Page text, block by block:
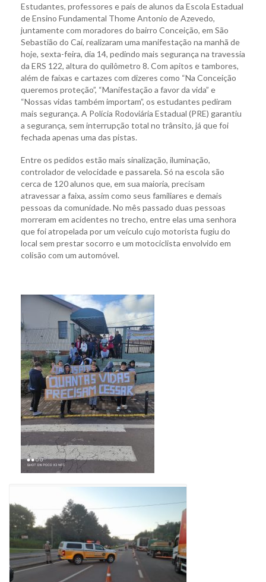
Estudantes, professores e pais de alunos da Escola Estadual
de Ensino Fundamental Thome Antonio de Azevedo,
juntamente com moradores do bairro Conceição, em São
Sebastião do Caí, realizaram uma manifestação na manhã de
hoje, sexta-feira, dia 14, pedindo mais segurança na travessia
da ERS 122, altura do quilômetro 8. Com apitos e tambores,
além de faixas e cartazes com dizeres como “Na Conceição
queremos proteção”, “Manifestação a favor da vida” e
“Nossas vidas também importam”, os estudantes pediram
mais segurança. A Polícia Rodoviária Estadual (PRE) garantiu
a segurança, sem interrupção total no trânsito, já que foi
fechada apenas uma das pistas.
Entre os pedidos estão mais sinalização, iluminação,
controlador de velocidade e passarela. Só na escola são
cerca de 120 alunos que, em sua maioria, precisam
atravessar a faixa, assim como seus familiares e demais
pessoas da comunidade. No mês passado duas pessoas
morreram em acidentes no trecho, entre elas uma senhora
que foi atropelada por um veículo cujo motorista fugiu do
local sem prestar socorro e um motociclista envolvido em
colisão com um automóvel.